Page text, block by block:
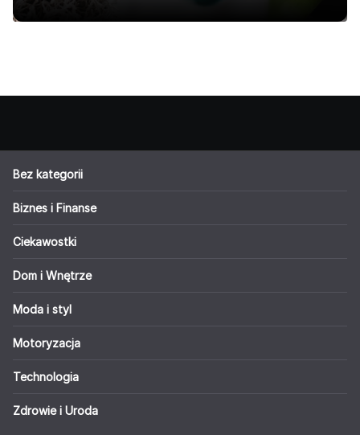
Bez kategorii
Biznes i Finanse
Ciekawostki
Dom i Wnętrze
Moda i styl
Motoryzacja
Technologia
Zdrowie i Uroda